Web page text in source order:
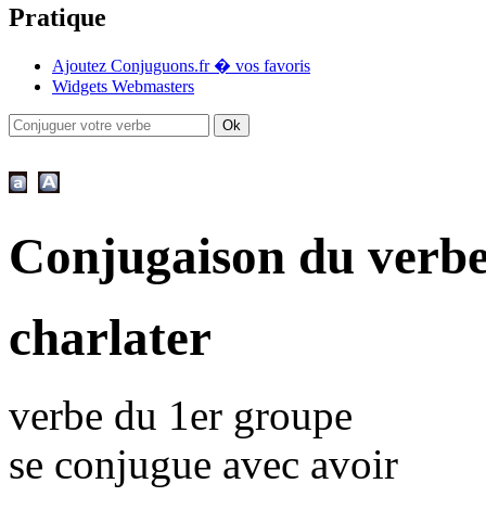
Pratique
Ajoutez Conjuguons.fr � vos favoris
Widgets Webmasters
Conjugaison du
charlater
verbe du 1er groupe
se conjugue avec avoir